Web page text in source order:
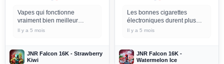
Vapes qui fonctionne
vraiment bien meilleur
produit que j ai pris
Il y a 5 mois
JNR Falcon 16K - Strawberry
Kiwi
Les bonnes cigarettes
électroniques durent plus
longtemps que prévu.
Il y a 5 mois
JNR Falcon 16K -
Watermelon Ice